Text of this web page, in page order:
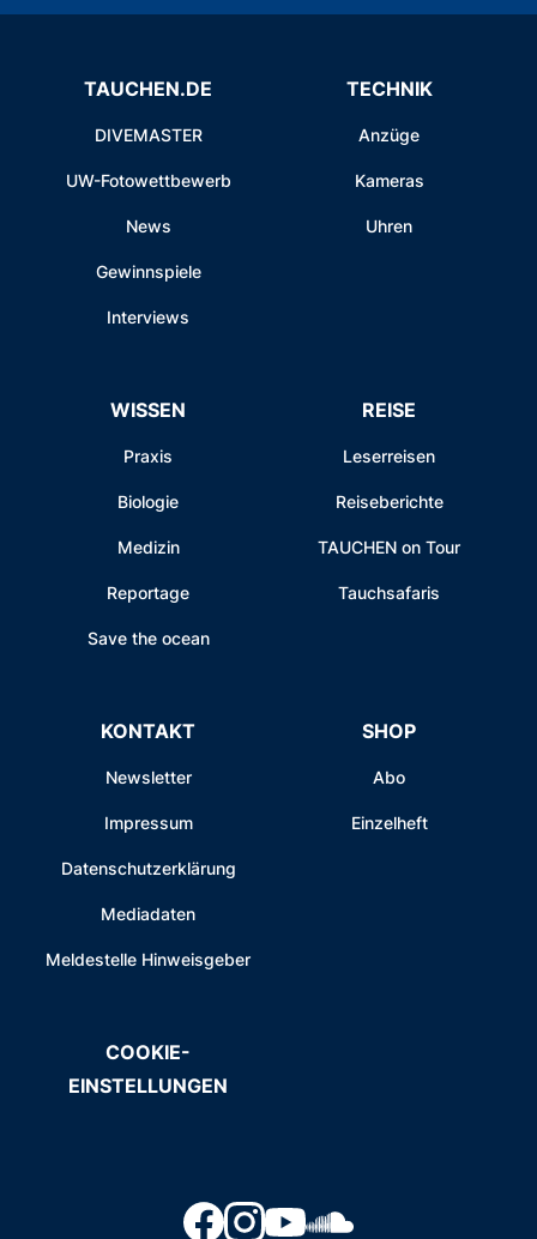
TAUCHEN.DE
DIVEMASTER
UW-Fotowettbewerb
News
Gewinnspiele
Interviews
TECHNIK
Anzüge
Kameras
Uhren
WISSEN
Praxis
Biologie
Medizin
Reportage
Save the ocean
REISE
Leserreisen
Reiseberichte
TAUCHEN on Tour
Tauchsafaris
KONTAKT
Newsletter
Impressum
Datenschutzerklärung
Mediadaten
Meldestelle Hinweisgeber
SHOP
Abo
Einzelheft
COOKIE-
EINSTELLUNGEN